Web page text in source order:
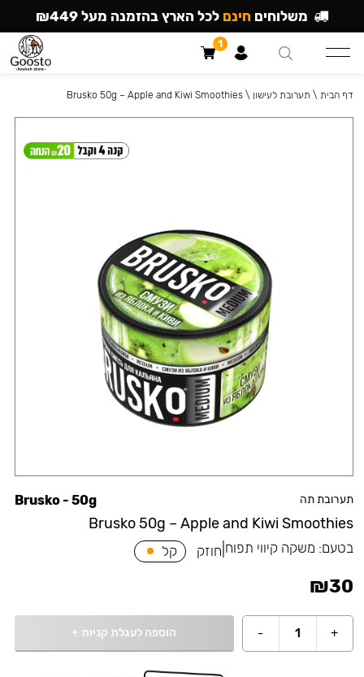
תערובת תה
Brusko 50g – Apple and Kiwi Smoothies
Brusko - 50g
בטעם: משקה קיווי תפוח חוזק קל
₪30
+
1
- הוספה לעגלת קניות +
דף הבית \ תערובת לעישון \
Brusko 50g – Apple and Kiwi Smoothies
משלוחים חינם לכל הארץ בהזמנה מעל ₪449
1